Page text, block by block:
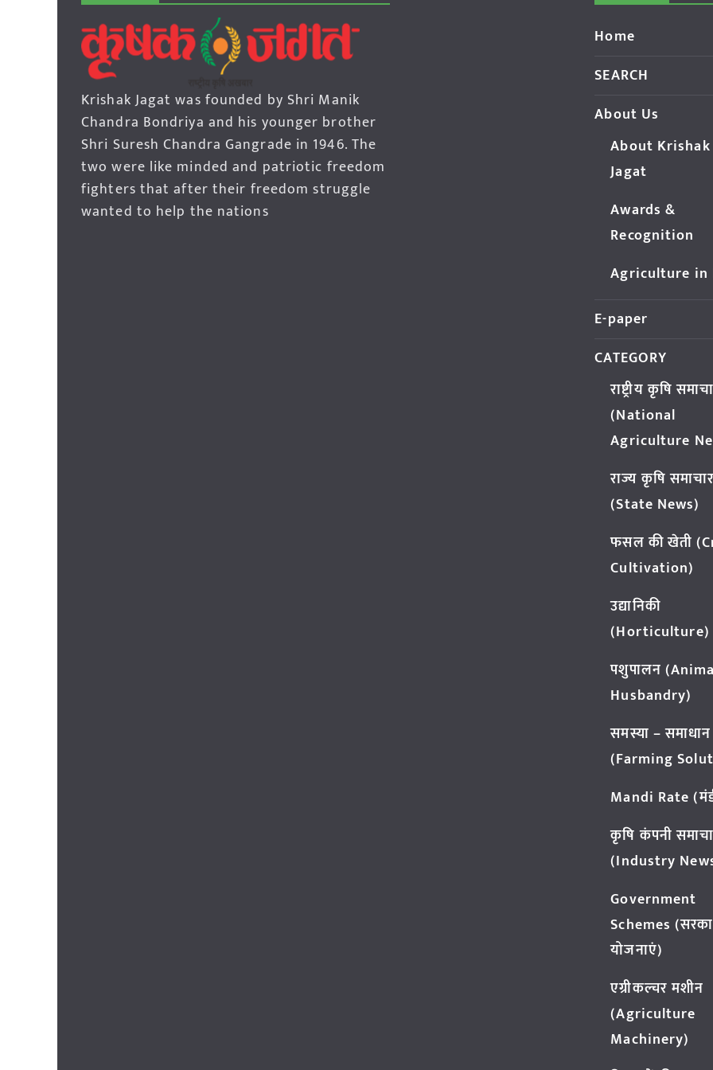
Krishak Jagat was founded by Shri Manik
Chandra Bondriya and his younger brother
Shri Suresh Chandra Gangrade in 1946. The
two were like minded and patriotic freedom
fighters that after their freedom struggle
wanted to help the nations
Home
SEARCH
About Us
About Krishak
Jagat
Awards &
Recognition
Agriculture in
E-paper
CATEGORY
राष्ट्रीय कृषि
(National
Agriculture
राज्य कृषि समाचार
(State News)
फसल की खेती
Cultivation)
उद्यानिकी
(Horticulture)
पशुपालन
Husbandry)
समस्या – समाधान
(Farming
Mandi Rate
कृषि कंपनी
(Industry
Government
Schemes
योजनाएं)
एग्रीकल्चर मशीन
(Agriculture
Machinery)